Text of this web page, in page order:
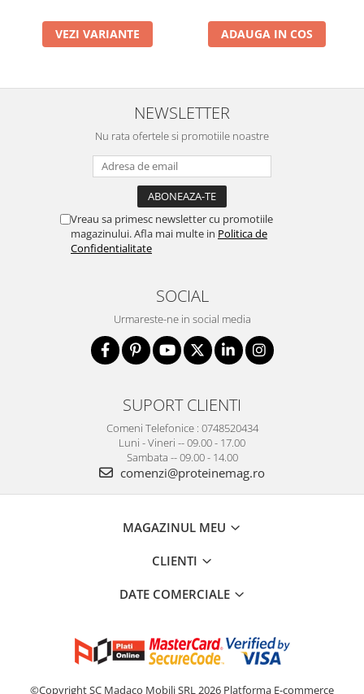
VEZI VARIANTE ADAUGA IN COS
NEWSLETTER
Nu rata ofertele si promotiile noastre
Vreau sa primesc newsletter cu promotiile
magazinului. Afla mai multe in Politica de
Confidentialitate
SOCIAL
Urmareste-ne in social media
SUPORT CLIENTI
Comeni Telefonice : 0748520434
Luni - Vineri -- 09.00 - 17.00
Sambata -- 09.00 - 14.00
comenzi@proteinemag.ro
MAGAZINUL MEU
CLIENTI
DATE COMERCIALE
©Copyright SC Madaco Mobili SRL 2026 Platforma E-commerce